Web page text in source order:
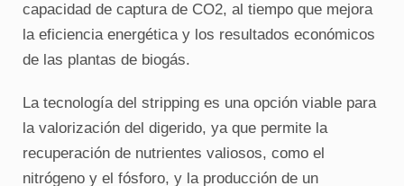
capacidad de captura de CO2, al tiempo que mejora
la eficiencia energética y los resultados económicos
de las plantas de biogás.
La tecnología del stripping es una opción viable para
la valorización del digerido, ya que permite la
recuperación de nutrientes valiosos, como el
nitrógeno y el fósforo, y la producción de un